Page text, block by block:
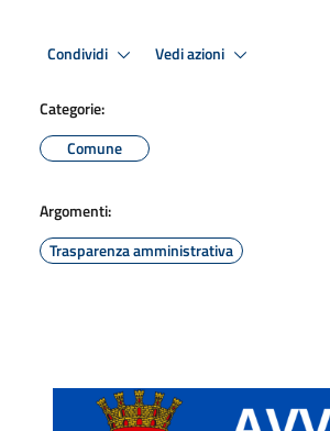
Condividi Vedi azioni
Categorie:
Comune
Argomenti:
Trasparenza amministrativa